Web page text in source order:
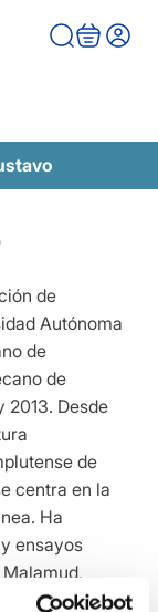
de
Autónoma
de
de
2013. Desde
de
centra en la
Ha
ensayos